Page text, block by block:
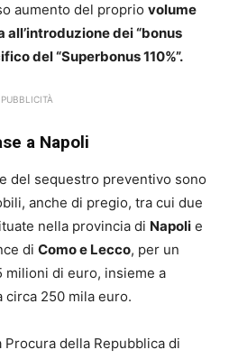
aumento del proprio volume
all’introduzione dei “bonus
del “Superbonus 110%”.
PUBBLICITÀ
a Napoli
del sequestro preventivo sono
anche di pregio, tra cui due
nella provincia di Napoli e
di Como e Lecco, per un
milioni di euro, insieme a
circa 250 mila euro.
Procura della Repubblica di